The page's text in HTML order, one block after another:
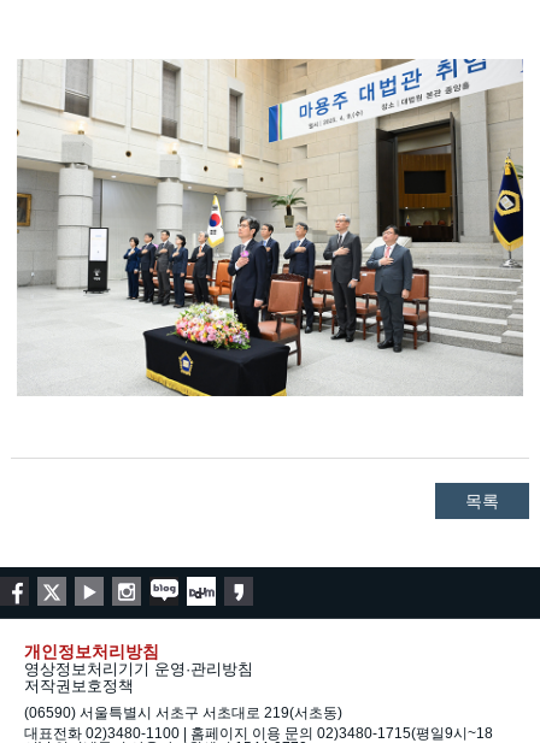
목록
개인정보처리방침
영상정보처리기기 운영·관리방침
저작권보호정책
(06590) 서울특별시 서초구 서초대로 219(서초동)
대표전화 02)3480-1100 | 홈페이지 이용 문의 02)3480-1715(평일9시~18